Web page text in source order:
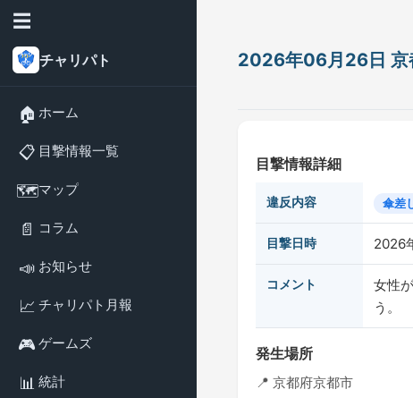
☰
チャリパト
🏠 ホーム
📋 目撃情報一覧
🗺️マップ
📄 コラム
📣 お知らせ
📈 チャリパト月報
🎮 ゲームズ
📊 統計
2026年06月26日 京
目撃情報詳細
違反内容 傘差
目撃日時 2026
コメント
女性
う。
発生場所
📍 京都府京都市